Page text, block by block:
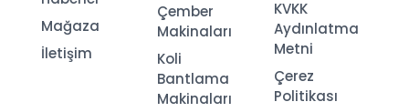
Mağaza
İletişim
Çember
Makinaları
Koli
Bantlama
Makinaları
KVKK
Aydınlatma
Metni
Çerez
Politikası